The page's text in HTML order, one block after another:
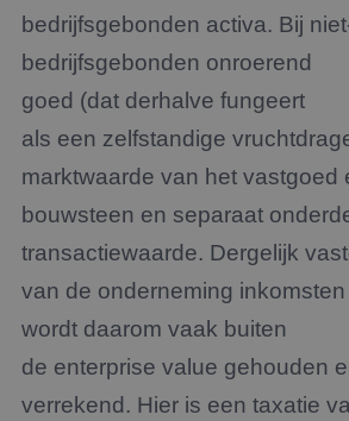
bedrijfsgebonden activa. Bij
bedrijfsgebonden onroerend
goed (dat derhalve fungeert
als een zelfstandige
marktwaarde van het vastgoed
bouwsteen en separaat
transactiewaarde. Dergelijk
van de onderneming
wordt daarom vaak buiten
de enterprise value gehouden
verrekend. Hier is een taxatie